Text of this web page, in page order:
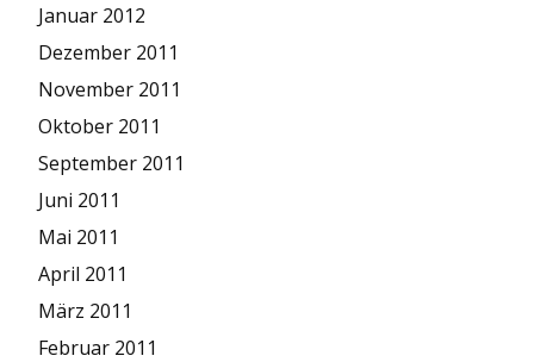
Januar 2012
Dezember 2011
November 2011
Oktober 2011
September 2011
Juni 2011
Mai 2011
April 2011
März 2011
Februar 2011